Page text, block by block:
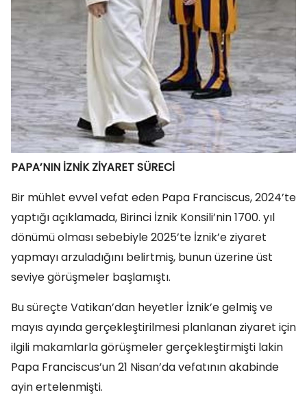
PAPA’NIN İZNİK ZİYARET SÜRECİ
Bir mühlet evvel vefat eden Papa Franciscus, 2024’te
yaptığı açıklamada, Birinci İznik Konsili’nin 1700. yıl
dönümü olması sebebiyle 2025’te İznik’e ziyaret
yapmayı arzuladığını belirtmiş, bunun üzerine üst
seviye görüşmeler başlamıştı.
Bu süreçte Vatikan’dan heyetler İznik’e gelmiş ve
mayıs ayında gerçekleştirilmesi planlanan ziyaret için
ilgili makamlarla görüşmeler gerçekleştirmişti lakin
Papa Franciscus’un 21 Nisan’da vefatının akabinde
ayin ertelenmişti.